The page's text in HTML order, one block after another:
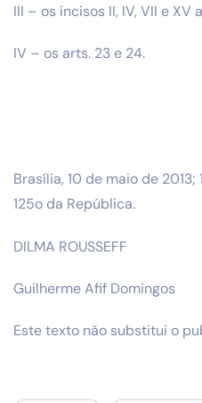
III – os incisos II, IV, VII e XV
IV – os arts. 23 e 24.
Brasília, 10 de maio de
125o da República.
DILMA ROUSSEFF
Guilherme Afif Domingos
Este texto não substitui o